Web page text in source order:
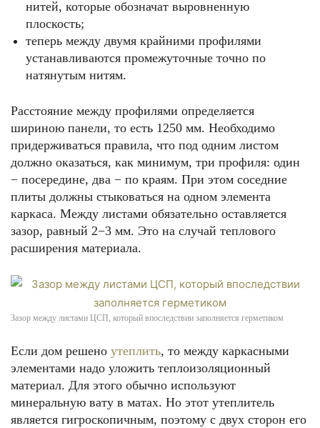
нитей, которые обозначат выровненную
плоскость;
теперь между двумя крайними профилями
устанавливаются промежуточные точно по
натянутым нитям.
Расстояние между профилями определяется
шириною панели, то есть 1250 мм. Необходимо
придерживаться правила, что под одним листом
должно оказаться, как минимум, три профиля: один
− посередине, два − по краям. При этом соседние
плиты должны стыковаться на одном элемента
каркаса. Между листами обязательно оставляется
зазор, равный 2−3 мм. Это на случай теплового
расширения материала.
Зазор между листами ЦСП, который впоследствии заполняется герметиком
Если дом решено утеплить, то между каркасными
элементами надо уложить теплоизоляционный
материал. Для этого обычно используют
минеральную вату в матах. Но этот утеплитель
является гигроскопичным, поэтому с двух сторон его